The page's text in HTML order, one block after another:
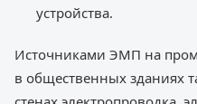
устройства.
Источниками ЭМП на
в общественных зданиях